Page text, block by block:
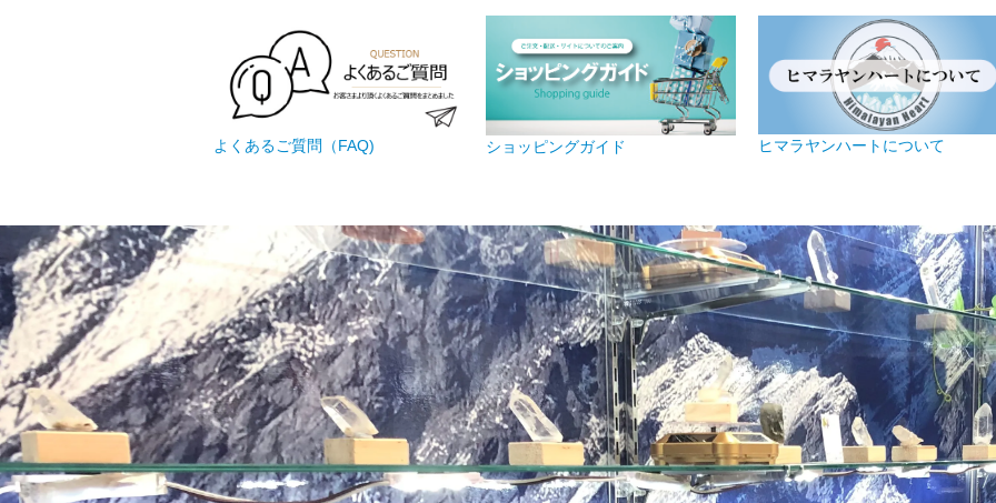
よくあるご質問（FAQ) ショッピングガイド ヒマラヤンハートについて